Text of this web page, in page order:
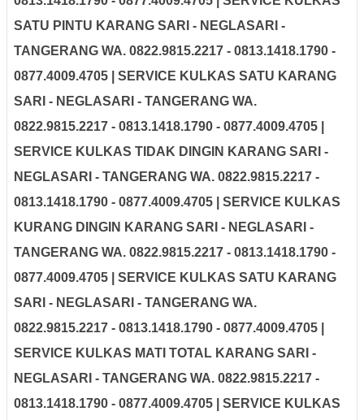
SATU PINTU KARANG SARI - NEGLASARI -
TANGERANG WA. 0822.9815.2217 - 0813.1418.1790 -
0877.4009.4705 | SERVICE KULKAS SATU KARANG
SARI - NEGLASARI - TANGERANG WA.
0822.9815.2217 - 0813.1418.1790 - 0877.4009.4705 |
SERVICE KULKAS TIDAK DINGIN KARANG SARI -
NEGLASARI - TANGERANG WA. 0822.9815.2217 -
0813.1418.1790 - 0877.4009.4705 | SERVICE KULKAS
KURANG DINGIN KARANG SARI - NEGLASARI -
TANGERANG WA. 0822.9815.2217 - 0813.1418.1790 -
0877.4009.4705 | SERVICE KULKAS SATU KARANG
SARI - NEGLASARI - TANGERANG WA.
0822.9815.2217 - 0813.1418.1790 - 0877.4009.4705 |
SERVICE KULKAS MATI TOTAL KARANG SARI -
NEGLASARI - TANGERANG WA. 0822.9815.2217 -
0813.1418.1790 - 0877.4009.4705 | SERVICE KULKAS